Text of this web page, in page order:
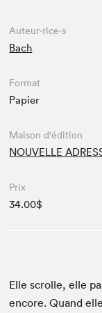
Auteur·rice·s
Bach
Format
Papier
Maison d'édition
NOUVELLE
Prix
34.00$
Elle scrolle, elle
encore. Quand